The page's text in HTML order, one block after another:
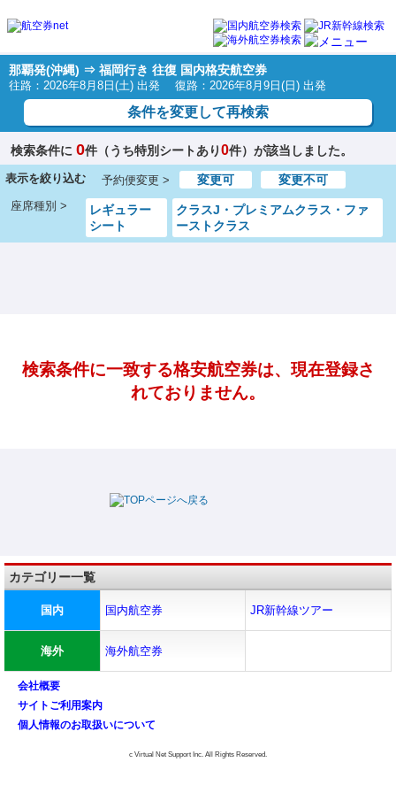
那覇発(沖縄) ⇒ 福岡行き 往復 国内格安航空券
往路：2026年8月8日(土) 出発 復路：2026年8月9日(日) 出発
条件を変更して再検索
検索条件に 0件（うち特別シートあり0件）が該当しました。
表示を絞り込む 予約便変更 > 変更可 変更不可
座席種別 >
レギュラー
シート
クラスJ・プレミアムクラス・ファ
ーストクラス
検索条件に一致する格安航空券は、現在登録さ
れておりません。
カテゴリー一覧
国内 国内航空券 JR新幹線ツアー
海外 海外航空券
会社概要
サイトご利用案内
個人情報のお取扱いについて
c Virtual Net Support Inc. All Rights Reserved.